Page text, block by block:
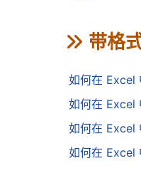
带格
如何在 Excel
如何在 Excel
如何在 Excel
如何在 Excel